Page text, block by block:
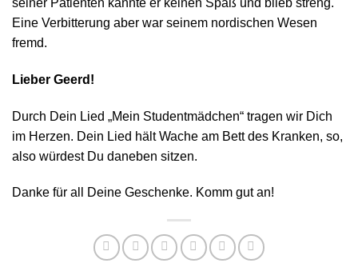
seiner Patienten kannte er keinen Spaß und blieb streng.
Eine Verbitterung aber war seinem nordischen Wesen
fremd.
Lieber Geerd!
Durch Dein Lied „Mein Studentmädchen“ tragen wir Dich
im Herzen. Dein Lied hält Wache am Bett des Kranken, so,
also würdest Du daneben sitzen.
Danke für all Deine Geschenke. Komm gut an!